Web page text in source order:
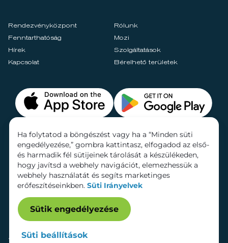
Rendezvényközpont
Rólunk
Fenntarthatóság
Mozi
Hírek
Szolgáltatások
Kapcsolat
Bérelhető területek
Adatkezelési tájékoztatóDokumentumok
Ha folytatod a böngészést vagy ha a “Minden süti
engedélyezése,” gombra kattintasz, elfogadod az első-
és harmadik fél sütijeinek tárolását a készülékeden,
hogy javítsd a webhely navigációt, elemezhessük a
webhely használatát és segíts marketinges
erőfeszítéseinkben. Süti Irányelvek
Sütik engedélyezése
Süti beállítások